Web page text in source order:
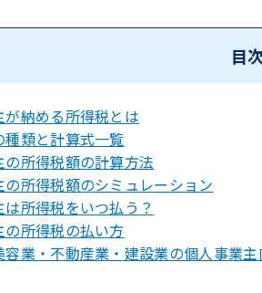
目
が納める所得税とは
種類と計算式一覧
の所得税額の計算方法
の所得税額のシミュレーション
所得税をいつ払う？
の所得税の払い方
容業・不動産業・建設業の個人事業